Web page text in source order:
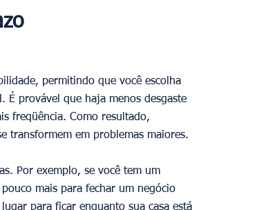
permitindo que você escolha
É provável que haja menos desgaste
freqüência. Como resultado,
transformem em problemas maiores.
Por exemplo, se você tem um
mais para fechar um negócio
para ficar enquanto sua casa está